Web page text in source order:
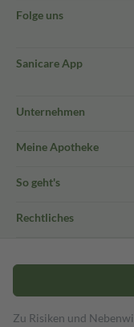
Folge uns
Sanicare App
Unternehmen
Meine Apotheke
So geht's
Rechtliches
Zu Risiken und